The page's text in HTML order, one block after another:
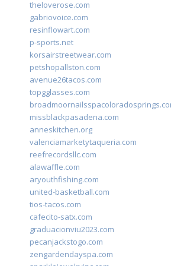
theloverose.com
gabriovoice.com
resinflowart.com
p-sports.net
korsairstreetwear.com
petshopallston.com
avenue26tacos.com
topgglasses.com
missblackpasadena.com
anneskitchen.org
valenciamarketytaqueria.com
reefrecordsllc.com
alawaffle.com
aryouthfishing.com
united-basketball.com
tios-tacos.com
cafecito-satx.com
graduacionviu2023.com
pecanjackstogo.com
zengardendayspa.com